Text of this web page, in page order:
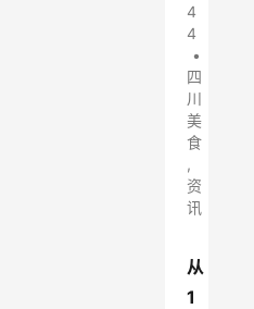
4
4
•
四
川
美
食
,
资
讯
从
1